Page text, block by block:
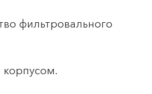
фильтровального